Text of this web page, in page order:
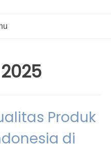
Produk
di